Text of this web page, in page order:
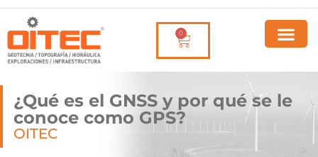
0
¿Qué es el GNSS y por qué se le
conoce como GPS?
OITEC